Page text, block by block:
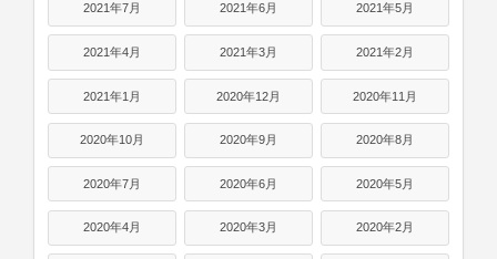
2021年7月 2021年6月 2021年5月
2021年4月 2021年3月 2021年2月
2021年1月 2020年12月 2020年11月
2020年10月 2020年9月 2020年8月
2020年7月 2020年6月 2020年5月
2020年4月 2020年3月 2020年2月